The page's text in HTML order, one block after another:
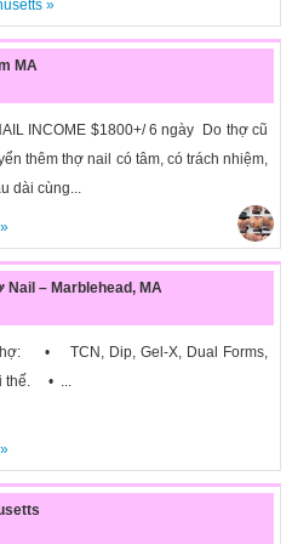
»
MA
INCOME $1800+/ 6 ngày Do thợ cũ
thêm thợ nail có tâm, có trách nhiệm,
dài cùng...
Nail – Marblehead, MA
• TCN, Dip, Gel-X, Dual Forms,
thế. • ...